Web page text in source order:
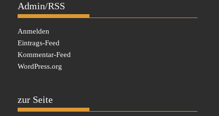
Admin/RSS
Anmelden
Eintrags-Feed
Kommentar-Feed
WordPress.org
zur Seite